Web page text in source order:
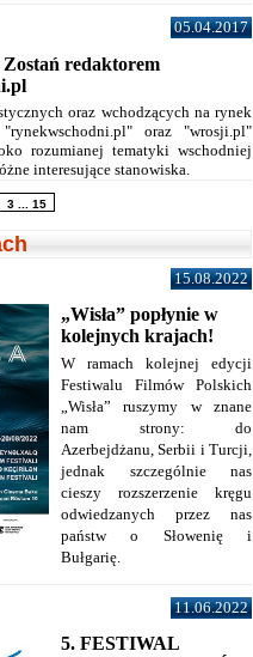
05.04.2017
Zostań redaktorem
oraz wchodzących na rynek
oraz "wrosji.pl"
rozumianej tematyki wschodniej
interesujące stanowiska.
3 15
15.08.2022
„Wisła” popłynie w
kolejnych krajach!
W ramach kolejnej edycji
Festiwalu Filmów Polskich
„Wisła” ruszymy w znane
nam strony: do
Azerbejdżanu, Serbii i Turcji,
jednak szczególnie nas
cieszy rozszerzenie kręgu
odwiedzanych przez nas
państw o Słowenię i
Bułgarię.
11.06.2022
5. FESTIWAL